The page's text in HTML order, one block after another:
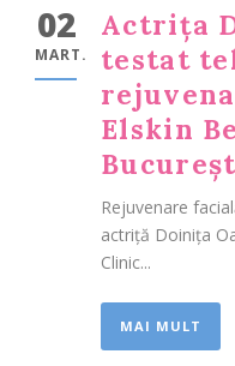
02
MART.
Actrița
testat
Elskin
Rejuvenare
actriță Doinița
Clinic...
MAI MULT